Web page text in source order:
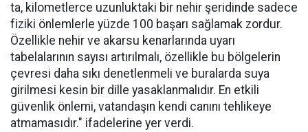
ta, kilometlerce uzunluktaki bir nehir şeridinde sadece
fiziki önlemlerle yüzde 100 başarı sağlamak zordur.
Özellikle nehir ve akarsu kenarlarında uyarı
tabelalarının sayısı artırılmalı, özellikle bu bölgelerin
çevresi daha sıkı denetlenmeli ve buralarda suya
girilmesi kesin bir dille yasaklanmalıdır. En etkili
güvenlik önlemi, vatandaşın kendi canını tehlikeye
atmamasıdır." ifadelerine yer verdi.